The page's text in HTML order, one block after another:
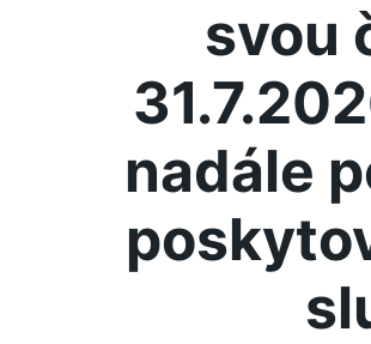
svou
nadále